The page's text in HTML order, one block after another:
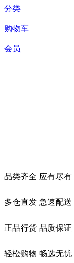
分类
购物车
会员
品类齐全 应有尽有
多仓直发 急速配送
正品行货 品质保证
轻松购物 畅选无忧